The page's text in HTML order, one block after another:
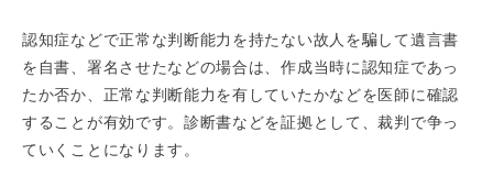
認知症などで正常な判断能力を持たない故人を騙して遺言書
を自書、署名させたなどの場合は、作成当時に認知症であっ
たか否か、正常な判断能力を有していたかなどを医師に確認
することが有効です。診断書などを証拠として、裁判で争っ
ていくことになります。